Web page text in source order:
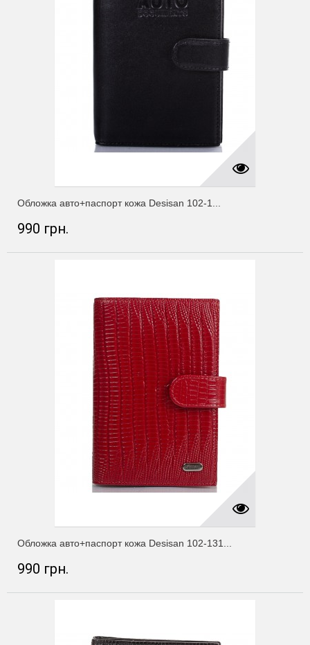
Обложка авто+паспорт кожа Desisan 102-1...
990 грн.
Обложка авто+паспорт кожа Desisan 102-131...
990 грн.